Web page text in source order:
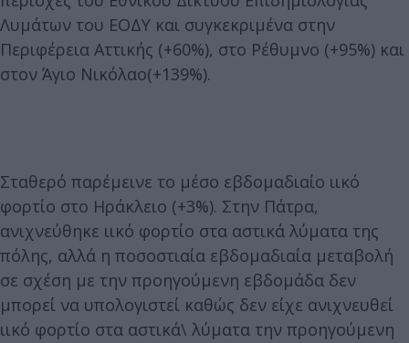
Λυμάτων του ΕΟΔΥ και συγκεκριμένα στην
Περιφέρεια Αττικής (+60%), στο Ρέθυμνο (+95%) και
στον Άγιο Νικόλαο(+139%).
Σταθερό παρέμεινε το μέσο εβδομαδιαίο ιικό
φορτίο στο Ηράκλειο (+3%). Στην Πάτρα,
ανιχνεύθηκε ιικό φορτίο στα αστικά λύματα της
πόλης, αλλά η ποσοστιαία εβδομαδιαία μεταβολή
σε σχέση με την προηγούμενη εβδομάδα δεν
μπορεί να υπολογιστεί καθώς δεν είχε ανιχνευθεί
ιικό φορτίο στα αστικά\ λύματα την προηγούμενη